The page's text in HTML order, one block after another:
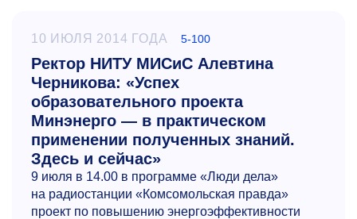
10 ИЮЛЯ 2014 ГОДА 5-100
Ректор НИТУ МИСиС Алевтина
Черникова: «Успех
образовательного проекта
Минэнерго — в практическом
применении полученных знаний.
Здесь и сейчас»
9 июля в 14.00 в программе «Люди дела»
на радиостанции «Комсомольская правда»
проект по повышению энергоэффективности